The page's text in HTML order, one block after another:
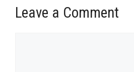
Leave a Comment